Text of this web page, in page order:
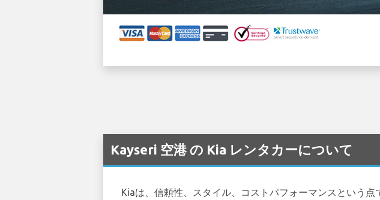
Kayseri 空港 の Kia レンタカーについて
Kiaは、信頼性、スタイル、コストパフォーマンスという